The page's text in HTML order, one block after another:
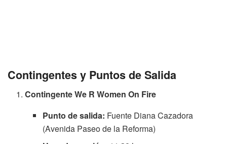
Contingentes y Puntos de Salida
Contingente We R Women On Fire
Punto de salida: Fuente Diana Cazadora
(Avenida Paseo de la Reforma)